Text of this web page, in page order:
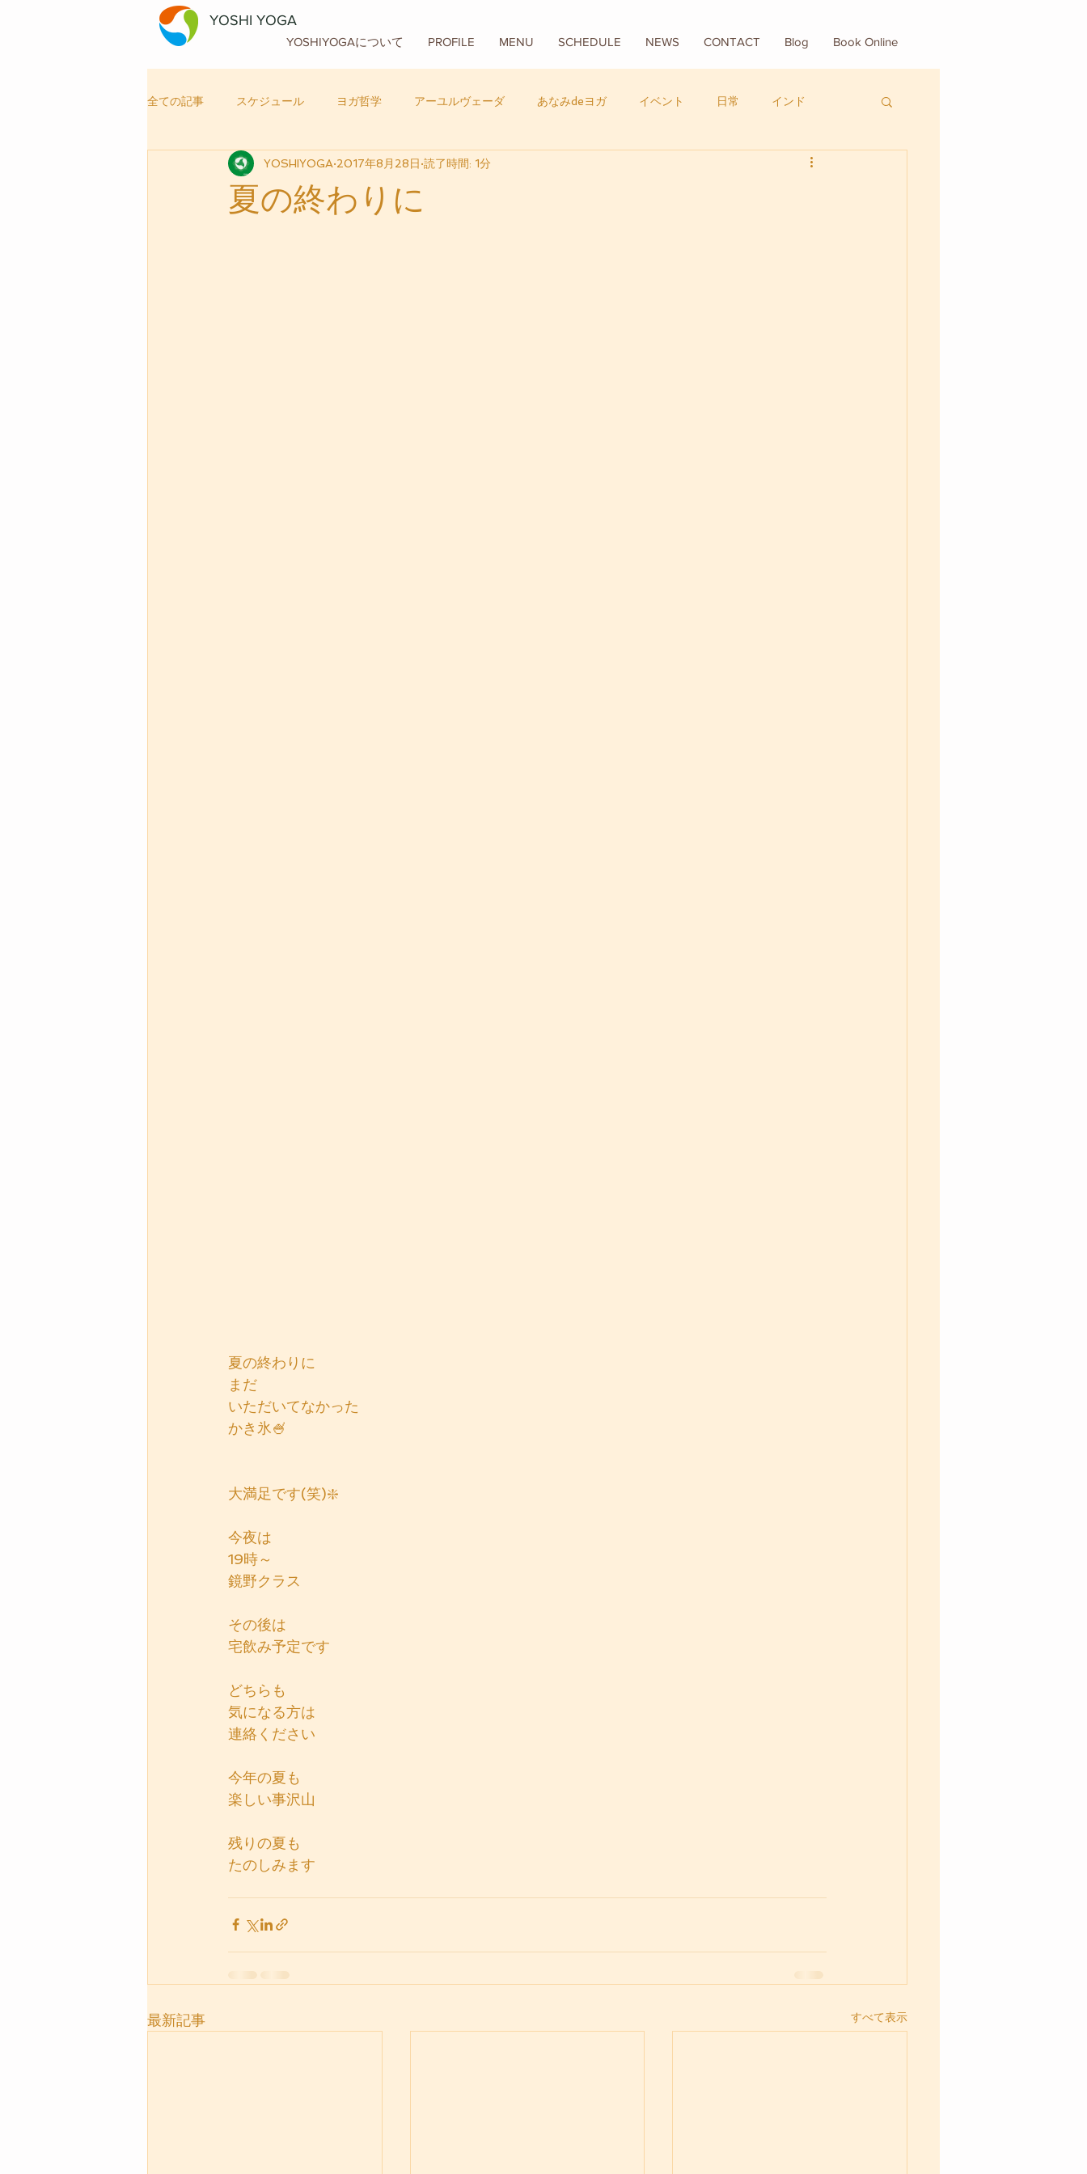
YOSHI YOGA
YOSHIYOGAについて PROFILE MENU SCHEDULE NEWS CONTACT Blog Book Online
全ての記事 スケジュール ヨガ哲学 アーユルヴェーダ あなみdeヨガ イベント 日常 インド
自律神経メンテナンス ヨガ フード バリ
夏の終わりに
YOSHIYOGA 2017年8月28日 読了時間: 1分
夏の終わりに
まだ
いただいてなかった
かき氷🍧
大満足です(笑)❇️
今夜は
19時～
鏡野クラス
その後は
宅飲み予定です
どちらも
気になる方は
連絡ください
今年の夏も
楽しい事沢山
残りの夏も
たのしみます
最新記事 すべて表示